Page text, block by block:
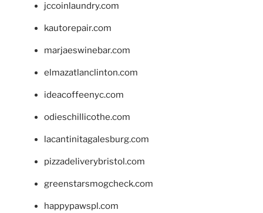
jccoinlaundry.com
kautorepair.com
marjaeswinebar.com
elmazatlanclinton.com
ideacoffeenyc.com
odieschillicothe.com
lacantinitagalesburg.com
pizzadeliverybristol.com
greenstarsmogcheck.com
happypawspl.com